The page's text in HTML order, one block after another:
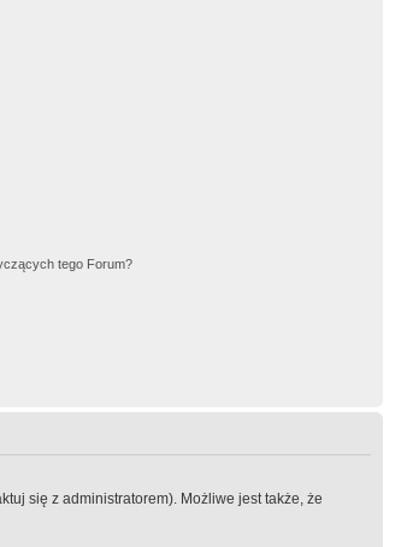
tego Forum?
się z administratorem). Możliwe jest także, że